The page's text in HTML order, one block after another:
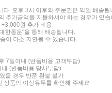
다. 오후 3시 이후의 주문건은 익일 배송됩
추가금액을 지불하셔야 하는 경우가 있습
원 추가 비용
한통운"을 통해 배송됩니다.
이 다소 지연될 수 있습니다.
7일이내 (반품비용 고객부담)
(반품비용 당사부담)
을 경우 반품 환불 불가
상품의 이상유무를 확인해 주세요